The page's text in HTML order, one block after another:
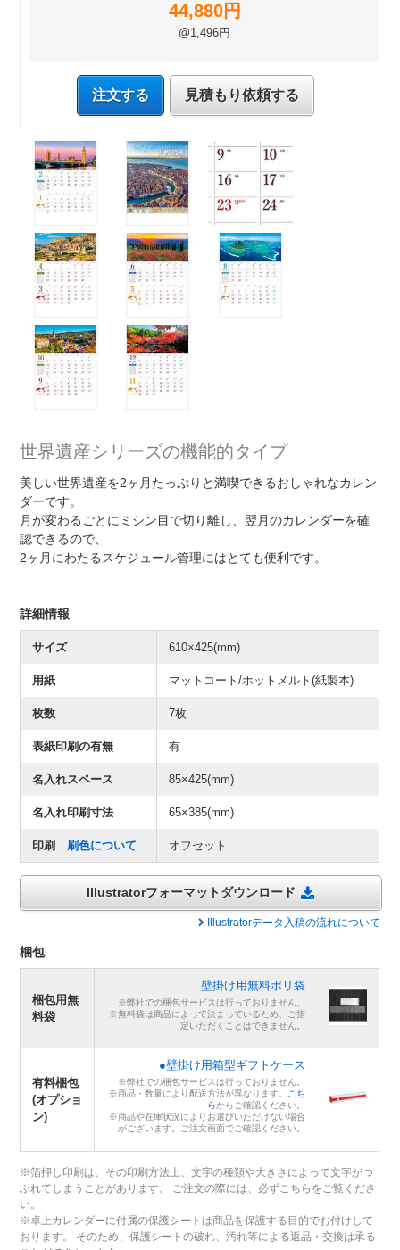
44,880円
@1,496円
注文する 見積もり依頼する
世界遺産シリーズの機能的タイプ
美しい世界遺産を2ヶ月たっぷりと満喫できるおしゃれなカレン
ダーです。
月が変わるごとにミシン目で切り離し、翌月のカレンダーを確
認できるので、
2ヶ月にわたるスケジュール管理にはとても便利です。
詳細情報
サイズ 610×425(mm)
用紙 マットコート/ホットメルト(紙製本)
枚数 7枚
表紙印刷の有無 有
名入れスペース 85×425(mm)
名入れ印刷寸法 65×385(mm)
印刷刷色について オフセット
Illustratorフォーマットダウンロード
Illustratorデータ入稿の流れについて
梱包
梱包用無
料袋
壁掛け用無料ポリ袋
※弊社での梱包サービスは行っておりません。
※無料袋は商品によって決まっているため、ご指
定いただくことはできません。
有料梱包
(オプショ
ン)
●壁掛け用箱型ギフトケース
※弊社での梱包サービスは行っておりません。
※商品・数量により配送方法が異なります。
こち
らからご確認ください。
※商品や在庫状況によりお選びいただけない場合
がございます。ご注文画面でご確認ください。
※箔押し印刷は、その印刷方法上、文字の種類や大きさによって文字がつ
ぶれてしまうことがあります。 ご注文の際には、必ずこちらをご覧くださ
い。
※卓上カレンダーに付属の保護シートは商品を保護する目的でお付けして
おります。 そのため、保護シートの破れ、汚れ等による返品・交換は承る